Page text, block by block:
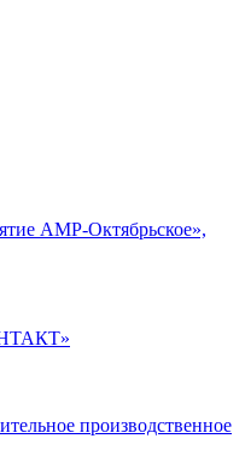
АМР-Октябрьское»,
производственное